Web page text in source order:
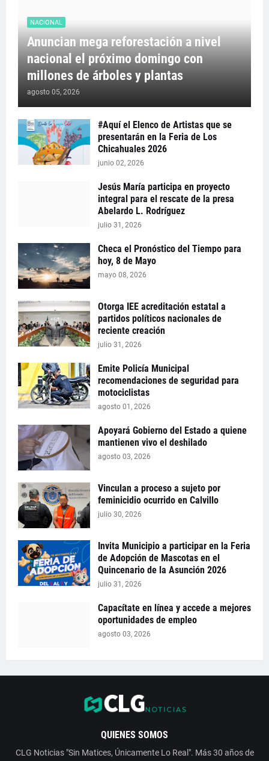
NACIONAL
Anuncian mega reforestación a nivel
nacional el próximo domingo con
millones de árboles y plantas
agosto 05, 2026
#Aquí el Elenco de Artistas que se
presentarán en la Feria de Los
Chicahuales 2026
junio 02, 2026
Jesús María participa en proyecto
integral para el rescate de la presa
Abelardo L. Rodríguez
julio 31, 2026
Checa el Pronóstico del Tiempo para
hoy, 8 de Mayo
mayo 08, 2026
Otorga IEE acreditación estatal a
partidos políticos nacionales de
reciente creación
julio 31, 2026
Emite Policía Municipal
recomendaciones de seguridad para
motociclistas
agosto 01, 2026
Apoyará Gobierno del Estado a quiene
mantienen vivo el deshilado
agosto 03, 2026
Vinculan a proceso a sujeto por
feminicidio ocurrido en Calvillo
julio 30, 2026
Invita Municipio a participar en la Feria
de Adopción de Mascotas en el
Quincenario de la Asunción 2026
julio 31, 2026
Capacítate en línea y accede a mejores
oportunidades de empleo
agosto 03, 2026
QUIENES SOMOS
CLG Noticias "Sin Matices, Únicamente Lo Real". Más 30 años de